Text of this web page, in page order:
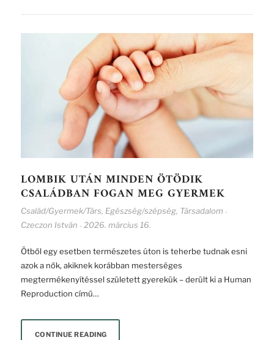
LOMBIK UTÁN MINDEN ÖTÖDIK
CSALÁDBAN FOGAN MEG GYERMEK
Család/Gyermek/Társ, Egészség/szépség, Társadalom -
Czeczon István - 2026. március 16.
Ötből egy esetben természetes úton is teherbe tudnak esni
azok a nők, akiknek korábban mesterséges
megtermékenyítéssel született gyerekük – derült ki a Human
Reproduction című…
CONTINUE READING